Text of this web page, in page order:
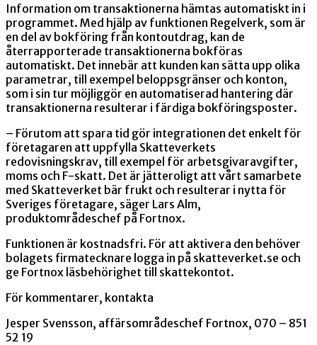
Information om transaktionerna hämtas automatiskt in i
programmet. Med hjälp av funktionen Regelverk, som är
en del av bokföring från kontoutdrag, kan de
återrapporterade transaktionerna bokföras
automatiskt. Det innebär att kunden kan sätta upp olika
parametrar, till exempel beloppsgränser och konton,
som i sin tur möjliggör en automatiserad hantering där
transaktionerna resulterar i färdiga bokföringsposter.
– Förutom att spara tid gör integrationen det enkelt för
företagaren att uppfylla Skatteverkets
redovisningskrav, till exempel för arbetsgivaravgifter,
moms och F-skatt. Det är jätteroligt att vårt samarbete
med Skatteverket bär frukt och resulterar i nytta för
Sveriges företagare, säger Lars Alm,
produktområdeschef på Fortnox.
Funktionen är kostnadsfri. För att aktivera den behöver
bolagets firmatecknare logga in på skatteverket.se och
ge Fortnox läsbehörighet till skattekontot.
För kommentarer, kontakta
Jesper Svensson, affärsområdeschef Fortnox, 070 – 851
52 19